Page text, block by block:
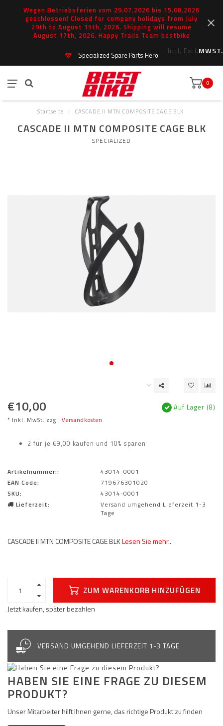
Wegen Betriebsferien vom 29.07.2026 bis 15.08.2026
geschlossen! Closed for company holidays from July
29th to August 15th, 2026. Shipping will resume
August 17th, 2026. Happy Trails Team bestbike
Incl. Excl.MWST.
Specialized Spare Parts Hero
0
Startseite / CASCADE II MTN COMPOSITE CAGE BLK
CASCADE II MTN COMPOSITE CAGE BLK
SPECIALIZED
€10,00
* Inkl. MwSt. zzgl. Versandkosten
Auf Lager (8)
2 für je €9,00 kaufen und 10% sparen
Artikelnummer::
43014-0001
EAN Code:
719676301020
SKU:
43014-0001
Lieferzeit:
Versand umgehend Lieferzeit 1-3
Tage
CASCADE II MTN COMPOSITE CAGE BLKLesen Sie mehr..
ZUM WARENKORB HINZUFÜGEN
Jetzt kaufen, später bezahlen
VERSAND UMGEHEND LIEFERZEIT 1-3 TAGE
HABEN SIE EINE FRAGE ZU DIESEM
PRODUKT?
Unser Mitarbeiter hilft Ihnen gerne, das richtige Produkt zu finden